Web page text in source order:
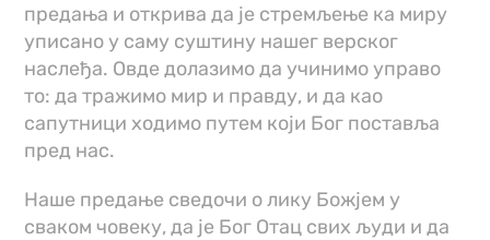
предања и открива да је стремљење ка миру
уписано у саму суштину нашег верског
наслеђа. Овде долазимо да учинимо управо
то: да тражимо мир и правду, и да као
сапутници ходимо путем који Бог поставља
пред нас.
Наше предање сведочи о лику Божјем у
сваком човеку, да је Бог Отац свих људи и да